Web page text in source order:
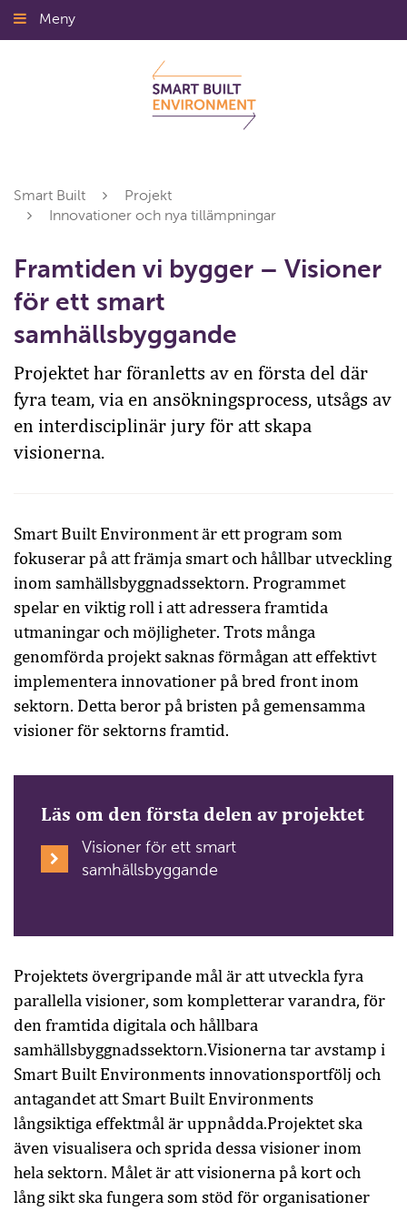
Gå
till
Meny
Smart Built
Projekt
Innovationer och nya tillämpningar
Framtiden vi bygger – Visioner
för ett smart
samhällsbyggande
Projektet har föranletts av en första del där
fyra team, via en ansökningsprocess, utsågs av
en interdisciplinär jury för att skapa
visionerna.
Smart Built Environment är ett program som
fokuserar på att främja smart och hållbar utveckling
inom samhällsbyggnadssektorn. Programmet
spelar en viktig roll i att adressera framtida
utmaningar och möjligheter. Trots många
genomförda projekt saknas förmågan att effektivt
implementera innovationer på bred front inom
sektorn. Detta beror på bristen på gemensamma
visioner för sektorns framtid.
Läs om den första delen av projektet
Visioner för ett smart
samhällsbyggande
Projektets övergripande mål är att utveckla fyra
parallella visioner, som kompletterar varandra, för
den framtida digitala och hållbara
samhällsbyggnadssektorn.Visionerna tar avstamp i
Smart Built Environments innovationsportfölj och
antagandet att Smart Built Environments
långsiktiga effektmål är uppnådda.Projektet ska
även visualisera och sprida dessa visioner inom
hela sektorn. Målet är att visionerna på kort och
lång sikt ska fungera som stöd för organisationer